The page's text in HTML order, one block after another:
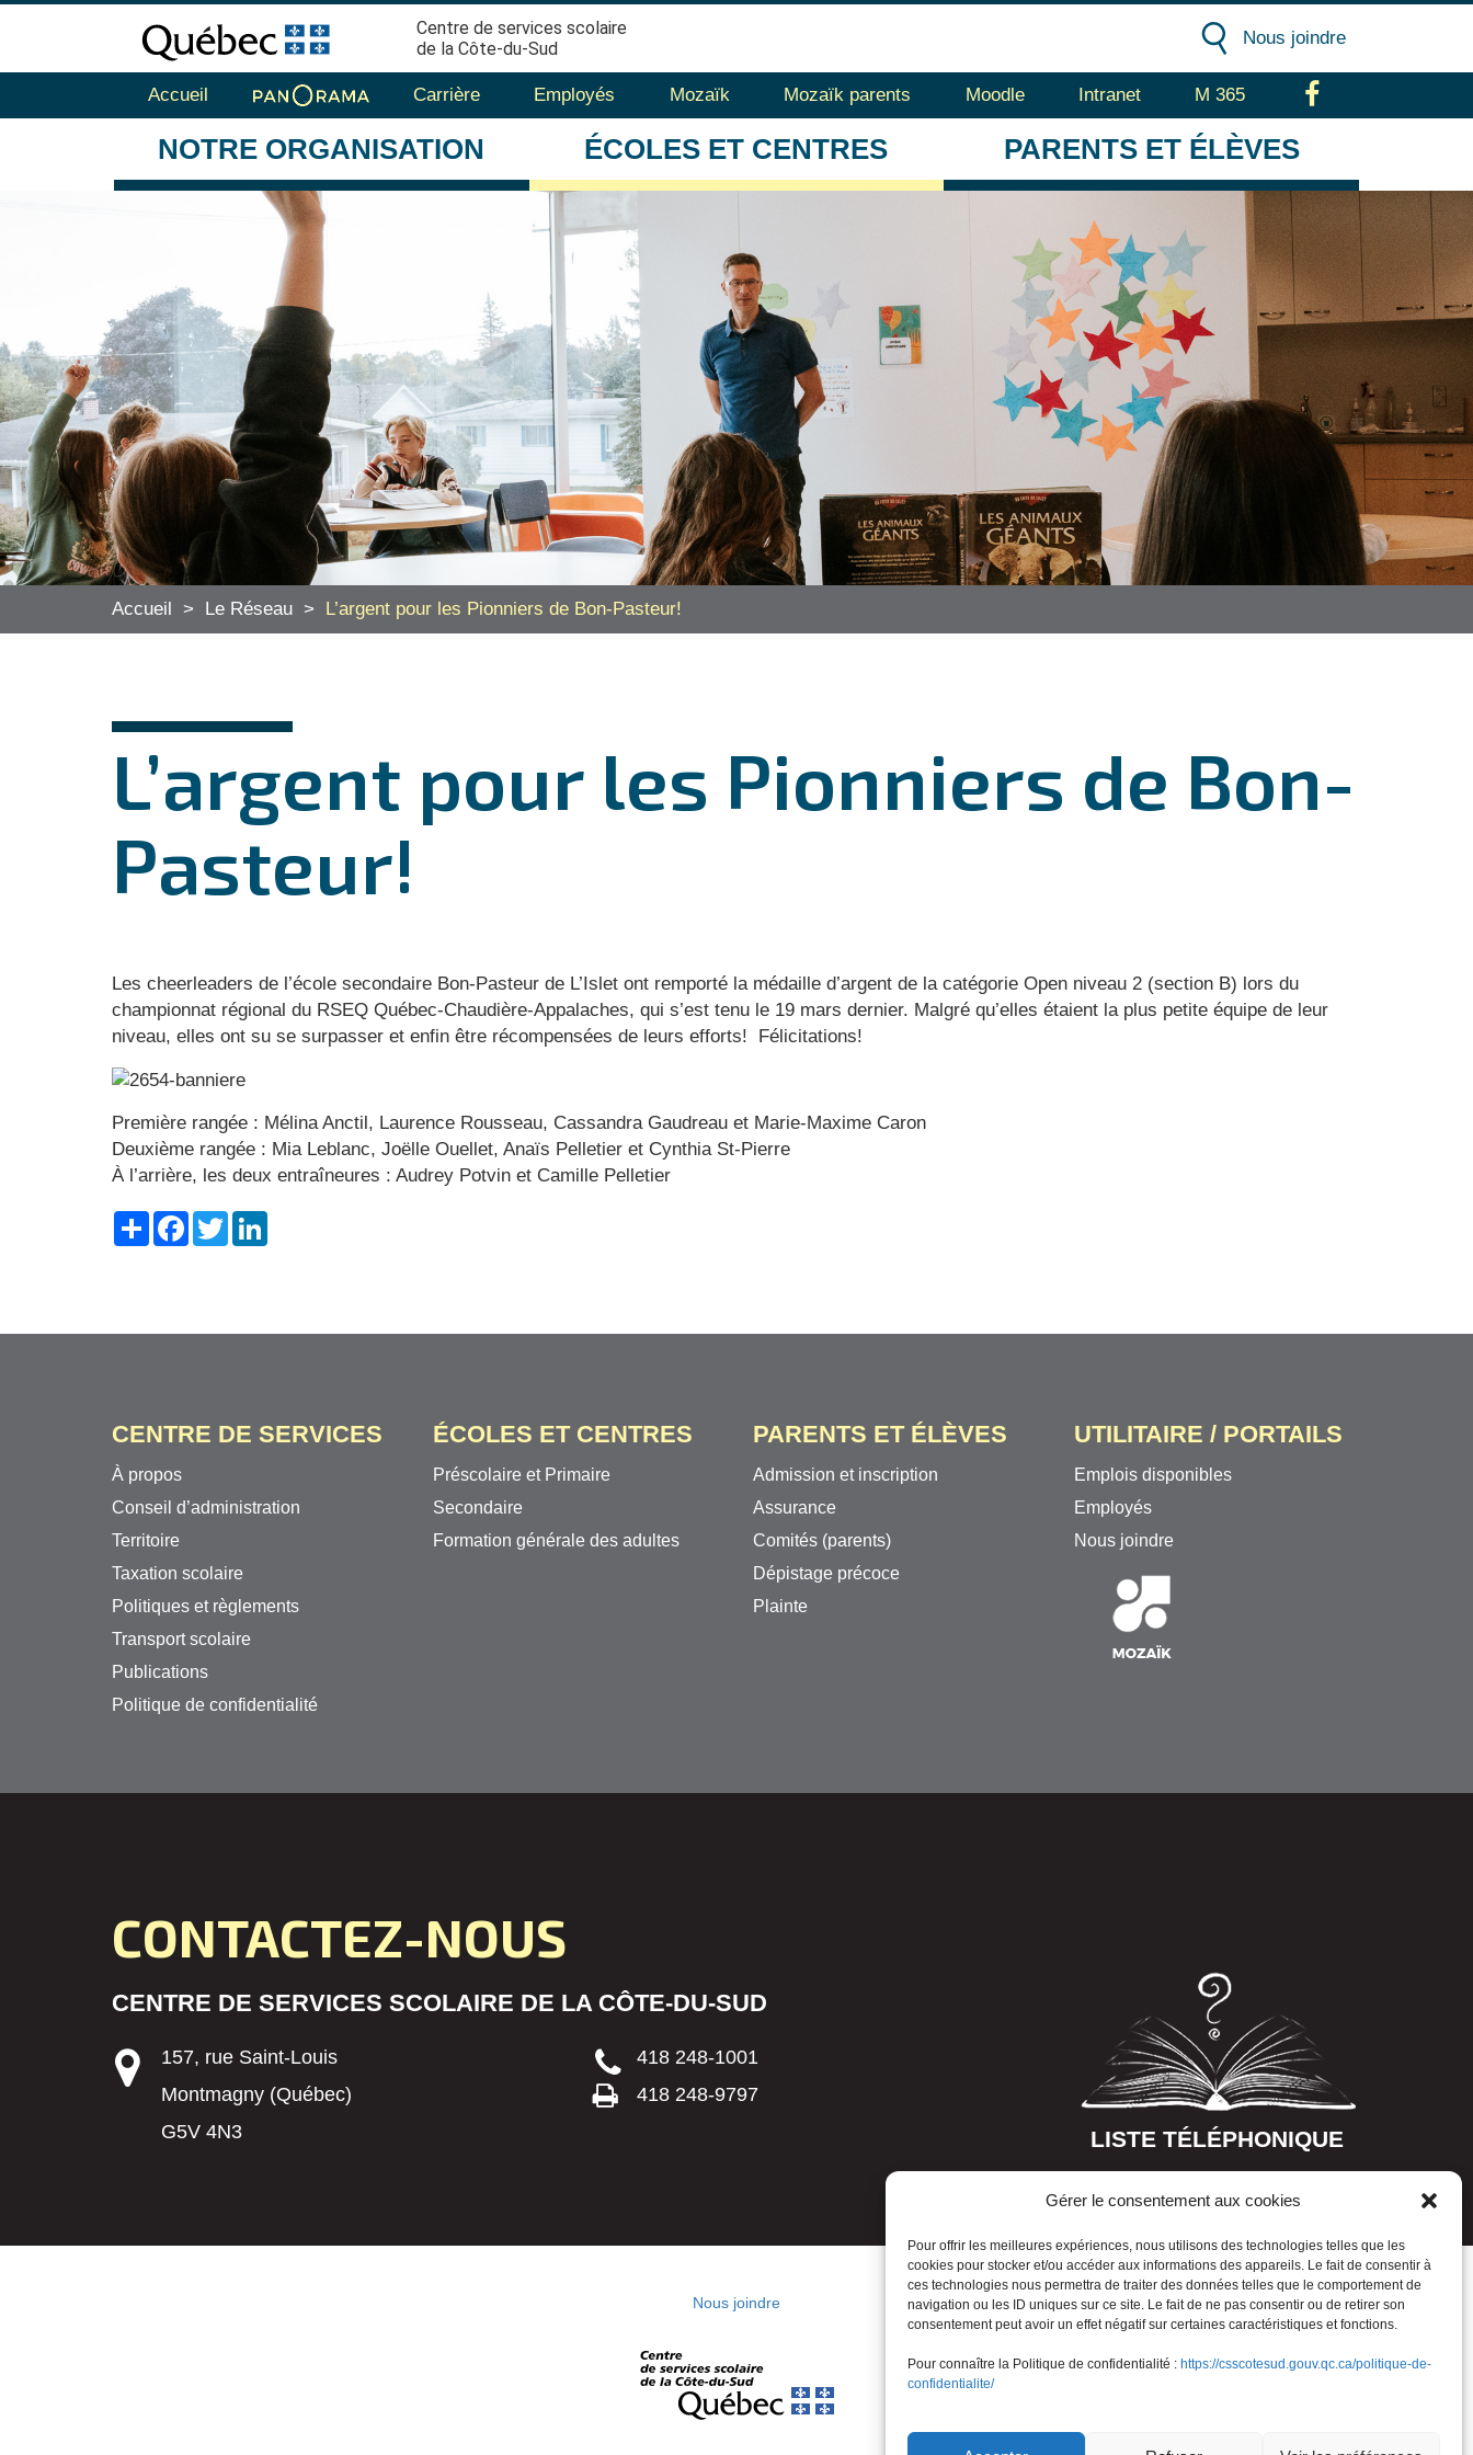
Gérer le consentement aux cookies
Pour offrir les meilleures expériences, nous utilisons des technologies telles que les
cookies pour stocker et/ou accéder aux informations des appareils. Le fait de consentir à
ces technologies nous permettra de traiter des données telles que le comportement de
navigation ou les ID uniques sur ce site. Le fait de ne pas consentir ou de retirer son
consentement peut avoir un effet négatif sur certaines caractéristiques et fonctions.
Pour connaître la Politique de confidentialité : https://csscotesud.gouv.qc.ca/politique-de-
confidentialite/
Centre de services scolaire
de la Côte-du-Sud
Nous joindre
Accueil Carrière Employés Mozaïk Mozaïk parents Moodle Intranet M 365
NOTRE ORGANISATION ÉCOLES ET CENTRES PARENTS ET ÉLÈVES
Accueil > Le Réseau > L’argent pour les Pionniers de Bon-Pasteur!
L’argent pour les Pionniers de Bon-
Pasteur!
Les cheerleaders de l’école secondaire Bon-Pasteur de L’Islet ont remporté la médaille d’argent de la catégorie Open niveau 2 (section B) lors du
championnat régional du RSEQ Québec-Chaudière-Appalaches, qui s’est tenu le 19 mars dernier. Malgré qu’elles étaient la plus petite équipe de leur
niveau, elles ont su se surpasser et enfin être récompensées de leurs efforts! Félicitations!
Première rangée : Mélina Anctil, Laurence Rousseau, Cassandra Gaudreau et Marie-Maxime Caron
Deuxième rangée : Mia Leblanc, Joëlle Ouellet, Anaïs Pelletier et Cynthia St-Pierre
À l’arrière, les deux entraîneures : Audrey Potvin et Camille Pelletier
ShareFacebook
Twitter
CENTRE DE SERVICES
À propos
Conseil d’administration
Territoire
Taxation scolaire
Politiques et règlements
Transport scolaire
Publications
Politique de confidentialité
ÉCOLES ET CENTRES
Préscolaire et Primaire
Secondaire
Formation générale des adultes
PARENTS ET ÉLÈVES
Admission et inscription
Assurance
Comités (parents)
Dépistage précoce
Plainte
UTILITAIRE / PORTAILS
Emplois disponibles
Employés
Nous joindre
CONTACTEZ-NOUS
CENTRE DE SERVICES SCOLAIRE DE LA CÔTE-DU-SUD
157, rue Saint-Louis
Montmagny (Québec)
G5V 4N3
418 248-1001
418 248-9797
LISTE TÉLÉPHONIQUE
Nous joindre